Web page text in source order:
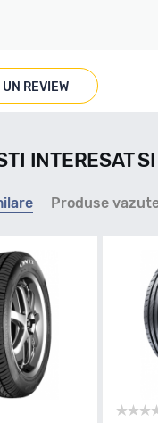
REVIEW
INTERESAT
Produse